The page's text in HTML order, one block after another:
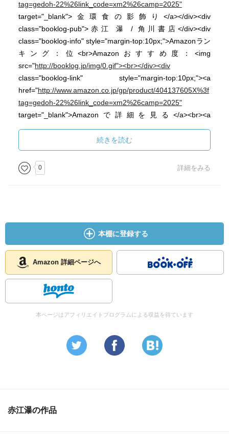
tag=gedoh-22%26link_code=xm2%26camp=2025"
target="_blank">金環食の影飾り</a></div><div
class="booklog-pub">赤江 瀑 / 角川書店</div><div
class="booklog-info" style="margin-top:10px;">Amazonラン
キング：位<br>Amazonおすすめ度：<img
src="http://booklog.jp/img/0.gif"><br></div><div
class="booklog-link" style="margin-top:10px;"><a
href="http://www.amazon.co.jp/gp/product/404137605X%3f
tag=gedoh-22%26link_code=xm2%26camp=2025"
target="_blank">Amazonで詳細を見る</a><br><a
target="_blank">Booklogでレビューを見る</a> by <a
href="http://booklog.jp" target="_blank">Booklog</a><br>
</div></div><br style="clear:left"></div>
続きを読む
0 詳細をみる
本棚に登録する
Amazon 詳細ページへ
本ページはアフィリエイトプログラムによる収益を得ています
赤江瀑の作品